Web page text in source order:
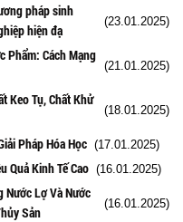
pháp sinh
hiện đạ
(23.01.2025)
Phẩm: Cách Mạng
(21.01.2025)
Keo Tụ, Chất Khử
(18.01.2025)
Pháp Hóa Học (17.01.2025)
Quả Kinh Tế Cao (16.01.2025)
Nước Lợ Và Nước
Sản
(16.01.2025)